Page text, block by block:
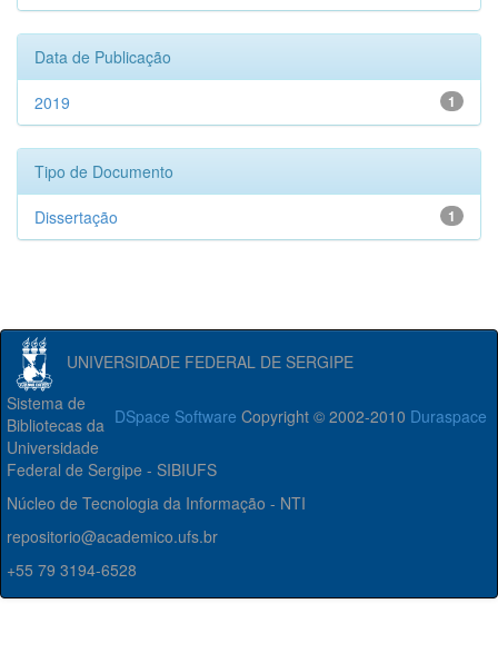
Data de Publicação
1
2019
Tipo de Documento
1
Dissertação
UNIVERSIDADE FEDERAL DE SERGIPE
DSpace Software Copyright © 2002-2010 Duraspace
Sistema de
Bibliotecas da
Universidade
Federal de Sergipe - SIBIUFS
Núcleo de Tecnologia da Informação - NTI
repositorio@academico.ufs.br
+55 79 3194-6528